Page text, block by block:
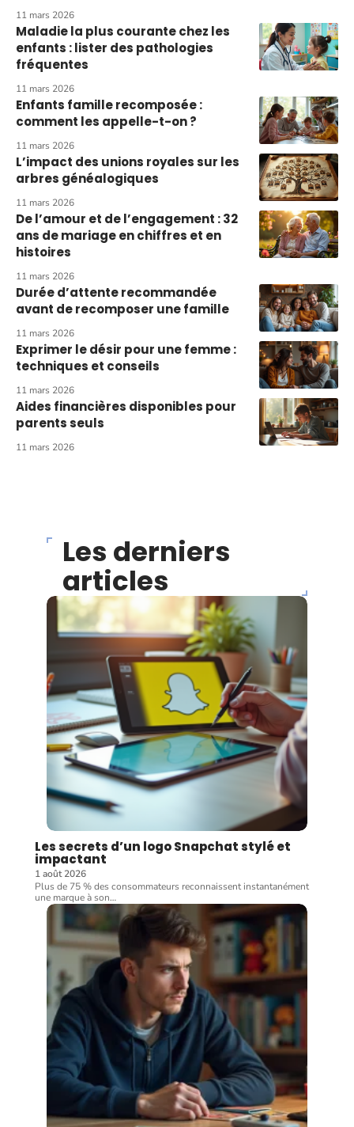
11 mars 2026
Maladie la plus courante chez les
enfants : lister des pathologies
fréquentes
11 mars 2026
Enfants famille recomposée :
comment les appelle-t-on ?
11 mars 2026
L’impact des unions royales sur les
arbres généalogiques
11 mars 2026
De l’amour et de l’engagement : 32
ans de mariage en chiffres et en
histoires
11 mars 2026
Durée d’attente recommandée
avant de recomposer une famille
11 mars 2026
Exprimer le désir pour une femme :
techniques et conseils
11 mars 2026
Aides financières disponibles pour
parents seuls
11 mars 2026
Les derniers
articles
Les secrets d’un logo Snapchat stylé et
impactant
1 août 2026
Plus de 75 % des consommateurs reconnaissent instantanément
une marque à son…